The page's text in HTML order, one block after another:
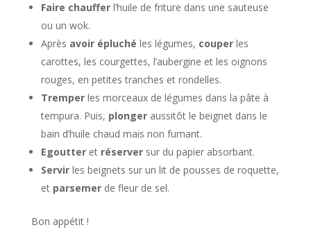
Faire chaufferl’huile de friture dans une sauteuse
ou un wok.
Après avoir épluché les légumes, couper les
carottes, les courgettes, l’aubergine et les oignons
rouges, en petites tranches et rondelles.
Tremper les morceaux de légumes dans la pâte à
tempura. Puis, plonger aussitôt le beignet dans le
bain d’huile chaud mais non fumant.
Egoutter et réserver sur du papier absorbant.
Servir les beignets sur un lit de pousses de roquette,
et parsemer de fleur de sel.
Bon appétit !